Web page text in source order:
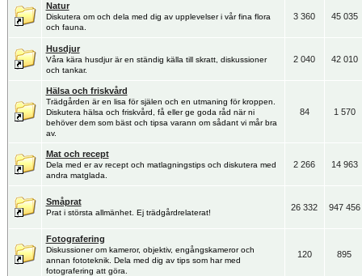
Natur
Diskutera om och dela med dig av upplevelser i vår fina flora
och fauna.
3 360 45 035
Husdjur
Våra kära husdjur är en ständig källa till skratt, diskussioner
och tankar.
2 040 42 010
Hälsa och friskvård
Trädgården är en lisa för själen och en utmaning för kroppen.
Diskutera hälsa och friskvård, få eller ge goda råd när ni
behöver dem som bäst och tipsa varann om sådant vi mår bra
av.
84 1 570
Mat och recept
Dela med er av recept och matlagningstips och diskutera med
andra matglada.
2 266 14 963
Småprat
Prat i största allmänhet. Ej trädgårdrelaterat!
26 332 947 456
Fotografering
Diskussioner om kameror, objektiv, engångskameror och
annan fototeknik. Dela med dig av tips som har med
fotografering att göra.
120 895